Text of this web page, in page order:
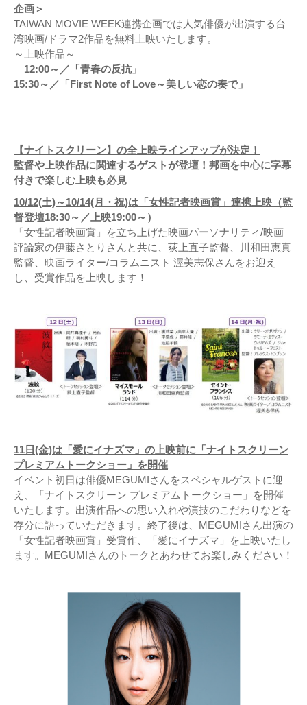
企画＞
TAIWAN MOVIE WEEK連携企画では人気俳優が出演する台
湾映画/ドラマ2作品を無料上映いたします。
～上映作品～
12:00～／「青春の反抗」
15:30～／「First Note of Love～美しい恋の奏で」
【ナイトスクリーン】の全上映ラインアップが決定！
監督や上映作品に関連するゲストが登壇！邦画を中心に字幕
付きで楽しむ上映も必見
10/12(土)～10/14(月・祝)は「女性記者映画賞」連携上映（監
督登壇18:30～／上映19:00～）
「女性記者映画賞」を立ち上げた映画パーソナリティ/映画
評論家の伊藤さとりさんと共に、荻上直子監督、川和田恵真
監督、映画ライター/コラムニスト 渥美志保さんをお迎え
し、受賞作品を上映します！
11日(金)は「愛にイナズマ」の上映前に「ナイトスクリーン
プレミアムトークショー」を開催
イベント初日は俳優MEGUMIさんをスペシャルゲストに迎
え、「ナイトスクリーン プレミアムトークショー」を開催
いたします。出演作品への思い入れや演技のこだわりなどを
存分に語っていただきます。終了後は、MEGUMIさん出演の
「女性記者映画賞」受賞作、「愛にイナズマ」を上映いたし
ます。MEGUMIさんのトークとあわせてお楽しみください！